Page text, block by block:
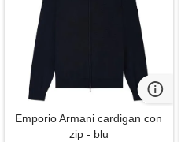
Emporio Armani cardigan con
zip - blu